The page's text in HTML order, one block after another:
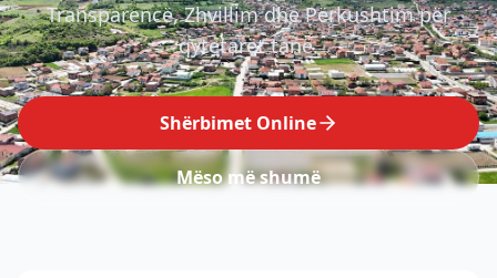
Transparencë, Zhvillim dhe Përkushtim për
qytetarët tanë.
Shërbimet Online
Mëso më shumë